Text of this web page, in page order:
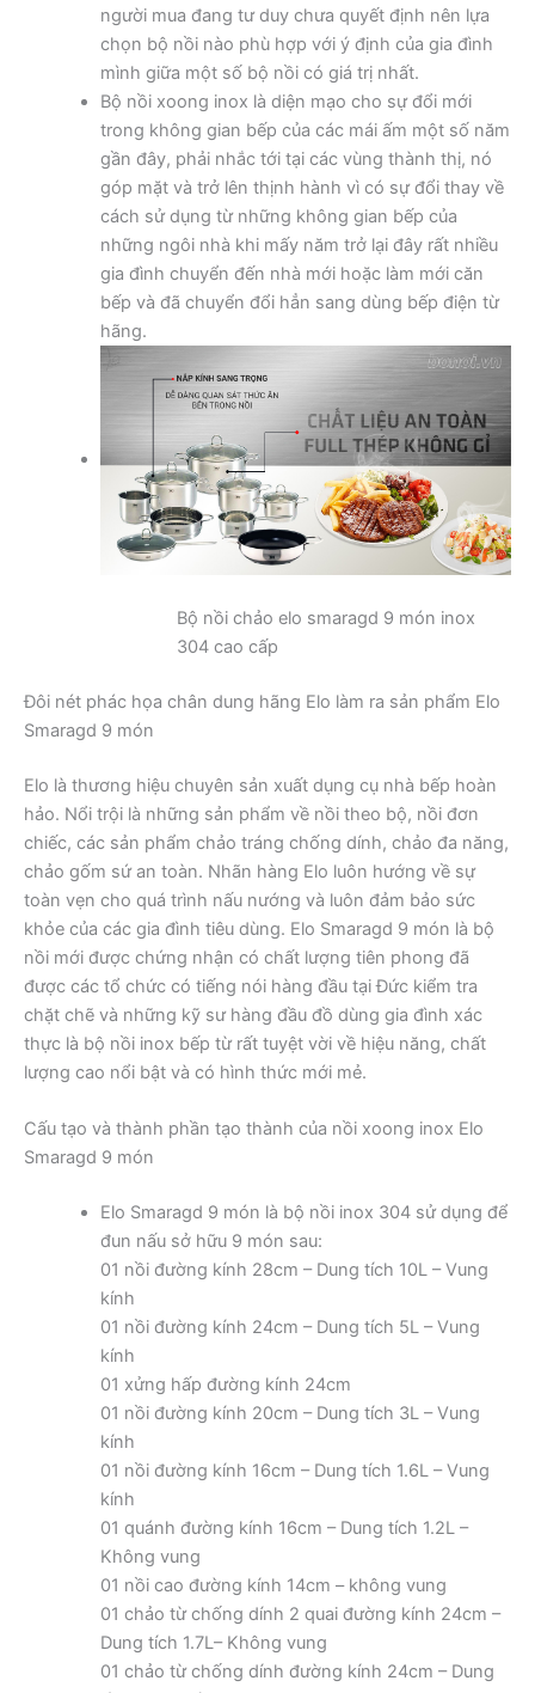
người mua đang tư duy chưa quyết định nên lựa
chọn bộ nồi nào phù hợp với ý định của gia đình
mình giữa một số bộ nồi có giá trị nhất.
Bộ nồi xoong inox là diện mạo cho sự đổi mới
trong không gian bếp của các mái ấm một số năm
gần đây, phải nhắc tới tại các vùng thành thị, nó
góp mặt và trở lên thịnh hành vì có sự đổi thay về
cách sử dụng từ những không gian bếp của
những ngôi nhà khi mấy năm trở lại đây rất nhiều
gia đình chuyển đến nhà mới hoặc làm mới căn
bếp và đã chuyển đổi hẳn sang dùng bếp điện từ
hãng.
Bộ nồi chảo elo smaragd 9 món inox
304 cao cấp
Đôi nét phác họa chân dung hãng Elo làm ra sản phẩm Elo
Smaragd 9 món
Elo là thương hiệu chuyên sản xuất dụng cụ nhà bếp hoàn
hảo. Nổi trội là những sản phẩm về nồi theo bộ, nồi đơn
chiếc, các sản phẩm chảo tráng chống dính, chảo đa năng,
chảo gốm sứ an toàn. Nhãn hàng Elo luôn hướng về sự
toàn vẹn cho quá trình nấu nướng và luôn đảm bảo sức
khỏe của các gia đình tiêu dùng. Elo Smaragd 9 món là bộ
nồi mới được chứng nhận có chất lượng tiên phong đã
được các tổ chức có tiếng nói hàng đầu tại Đức kiểm tra
chặt chẽ và những kỹ sư hàng đầu đồ dùng gia đình xác
thực là bộ nồi inox bếp từ rất tuyệt vời về hiệu năng, chất
lượng cao nổi bật và có hình thức mới mẻ.
Cấu tạo và thành phần tạo thành của nồi xoong inox Elo
Smaragd 9 món
Elo Smaragd 9 món là bộ nồi inox 304 sử dụng để
đun nấu sở hữu 9 món sau:
01 nồi đường kính 28cm – Dung tích 10L – Vung
kính
01 nồi đường kính 24cm – Dung tích 5L – Vung
kính
01 xửng hấp đường kính 24cm
01 nồi đường kính 20cm – Dung tích 3L – Vung
kính
01 nồi đường kính 16cm – Dung tích 1.6L – Vung
kính
01 quánh đường kính 16cm – Dung tích 1.2L –
Không vung
01 nồi cao đường kính 14cm – không vung
01 chảo từ chống dính 2 quai đường kính 24cm –
Dung tích 1.7L– Không vung
01 chảo từ chống dính đường kính 24cm – Dung